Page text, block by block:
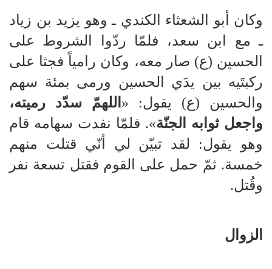
وكان أبو الشعثاء الكندي ـ وهو يزيد بن زياد
ـ مع ابن سعد، فلمّا ردّوا الشروط على
الحسين (ع) صار معه، وكان رامياً فجثا على
ركبتَيه بين يدَي الحسين ورمى بمئة سهم
والحسين (ع) يقول: « اللهمّ سدّد رميته،
واجعل ثوابه الجنّة». فلمّا نفدت سهامه قام
وهو يقول: لقد تبيّن لي أنّي قتلت منهم
خمسة. ثمّ حمل على القوم فقتل تسعة نفر
وقُتل.
الزوال